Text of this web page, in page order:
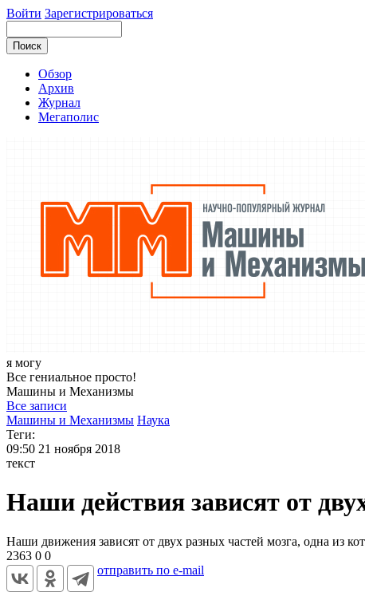
Войти Зарегистрироваться
Обзор
Архив
Журнал
Мегаполис
я могу
Все гениальное просто!
Машины и Механизмы
Все записи
Машины и Механизмы Наука
Теги:
09:50 21 ноября 2018
текст
Наши действия зависят от
Наши движения зависят от двух разных частей мозга, одна из
2363 0 0
отправить по e-mail